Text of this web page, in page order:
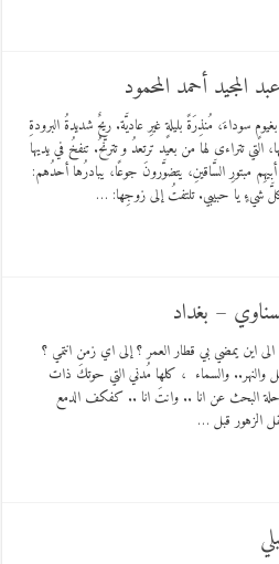
أحمد المحمود
سوداءَ، مُنذِرَةً بليلةٍ غيرِ عاديَّة. ريحٌ شديدةُ البرودةِ
تتراءى لها من بعيد ترتعدُ و تترنَّحُ. تنفخُ في يديها
مبتورِ السَّاقينِ، يتضوَّرونَ جوعًا، يبادرُها أحدُهم:
شيءٍ يا حبيبي. تلتفتُ إلى زوجِها: …
– بغداد
اين يمضي بي قطار العمر ؟ إلى اي زمن انتمي ؟
والنهر.. والسماء ، كلها مُدني التي حوتكَ ذات
البحث عن انا .. وانتَ انا .. كفكف الدمع
الزهور قبل …